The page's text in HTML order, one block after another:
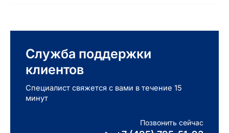
Служба поддержки
клиентов
Специалист свяжется с вами в течение 15
минут
Позвонить сейчас